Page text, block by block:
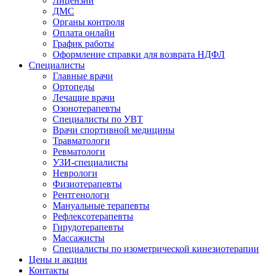
ДМС
Органы контроля
Оплата онлайн
График работы
Оформление справки для возврата НДФЛ
Специалисты
Главные врачи
Ортопеды
Лечащие врачи
Озонотерапевты
Специалисты по УВТ
Врачи спортивной медицины
Травматологи
Ревматологи
УЗИ-специалисты
Неврологи
Физиотерапевты
Рентгенологи
Мануальные терапевты
Рефлексотерапевты
Гирудотерапевты
Массажисты
Специалисты по изометрической кинезиотерапии
Цены и акции
Контакты